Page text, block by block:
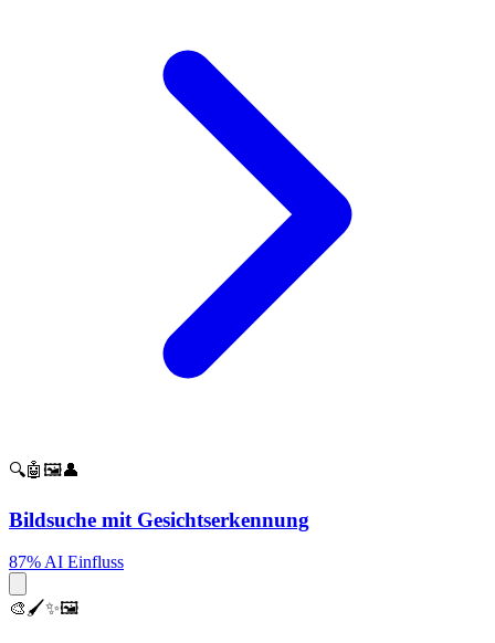
🔍🤖🖼️👤
Bildsuche mit Gesichtserkennung
87% AI Einfluss
🎨🖌️✨🖼️